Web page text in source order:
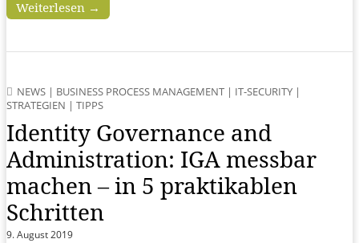
Weiterlesen →
NEWS | BUSINESS PROCESS MANAGEMENT | IT-SECURITY |
STRATEGIEN | TIPPS
Identity Governance and
Administration: IGA messbar
machen – in 5 praktikablen
Schritten
9. August 2019